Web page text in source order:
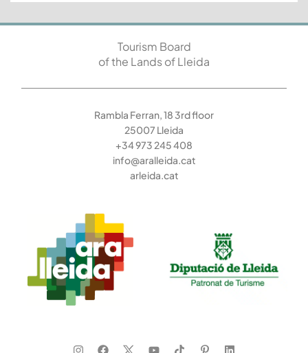
Tourism Board
of the Lands of Lleida
Rambla Ferran, 18 3rd floor
25007 Lleida
+34 973 245 408
info@aralleida.cat
arleida.cat